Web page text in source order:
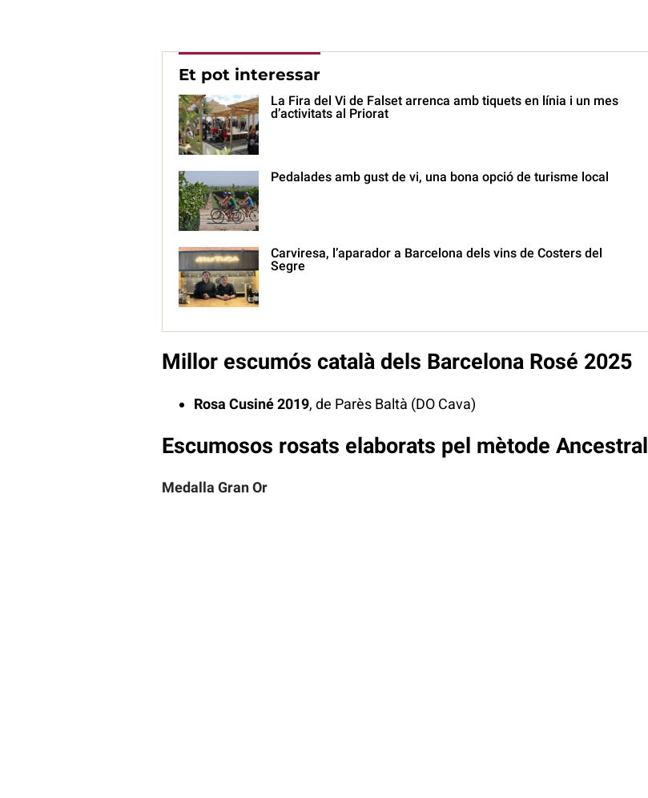
Et pot interessar
La Fira del Vi de Falset arrenca amb tiquets en línia i un mes
d’activitats al Priorat
Pedalades amb gust de vi, una bona opció de turisme local
Carviresa, l’aparador a Barcelona dels vins de Costers del
Segre
Millor escumós català dels Barcelona Rosé 2025
Rosa Cusiné 2019, de Parès Baltà (DO Cava)
Escumosos rosats elaborats pel mètode Ancestral
Medalla Gran Or